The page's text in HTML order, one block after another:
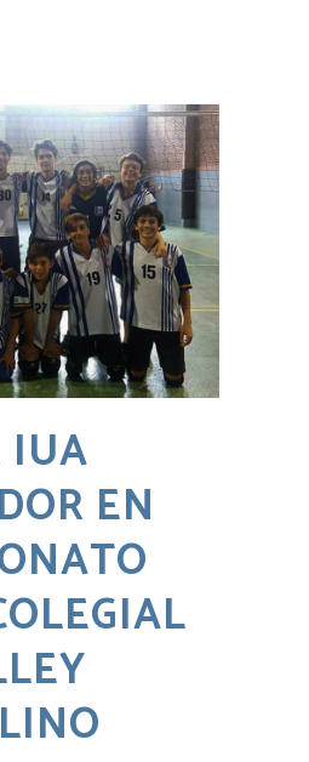
IUA
EN